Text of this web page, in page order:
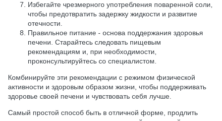
Избегайте чрезмерного употребления поваренной соли,
чтобы предотвратить задержку жидкости и развитие
отечности.
Правильное питание - основа поддержания здоровья
печени. Старайтесь следовать пищевым
рекомендациям и, при необходимости,
проконсультируйтесь со специалистом.
Комбинируйте эти рекомендации с режимом физической
активности и здоровым образом жизни, чтобы поддерживать
здоровье своей печени и чувствовать себя лучше.
Самый простой способ быть в отличной форме, продлить